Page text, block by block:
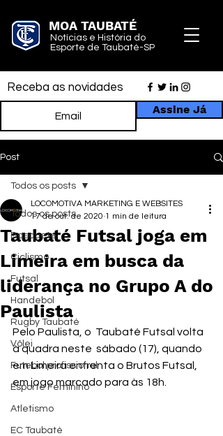
MOA TAUBATÉ
Notícias e História do
Esporte de Taubaté-SP
Receba as novidades
Assine Já
Post
Todos os posts
Basquete
Ciclismo
Futsal
Handebol
Rugby Taubaté
Vôlei
Futebol profissional
Esporte Feminino
Atletismo
EC Taubaté
Todos os posts
Taubaté Futsal joga em
Limeira em busca da
liderança no Grupo A do
Paulista
LOCOMOTIVA MARKETING E WEBSITES
17 de out. de 2020 1 min de leitura
Pelo Paulista, o  Taubaté Futsal volta
à quadra neste  sábado (17), quando
em Limeira enfrenta o Brutos Futsal,
em jogo marcado para às 18h.